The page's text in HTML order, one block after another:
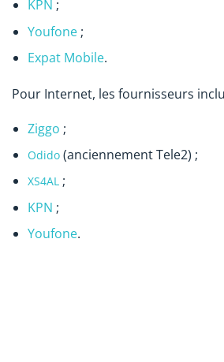
KPN ;
Youfone ;
Expat Mobile.
Pour Internet, les fournisseurs
Ziggo ;
Odido (anciennement Tele2) ;
XS4AL ;
KPN ;
Youfone.